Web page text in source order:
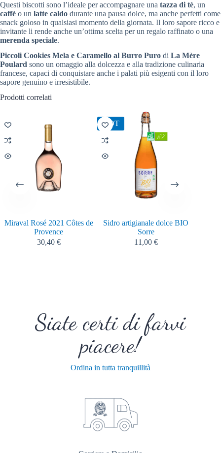
Questi biscotti sono l’ideale per accompagnare una tazza di tè, un
caffè o un latte caldo durante una pausa dolce, ma anche perfetti come
snack goloso in qualsiasi momento della giornata. Il loro sapore ricco e
invitante li rende anche un’ottima scelta per un regalo raffinato o una
merenda speciale.
Piccoli Cookies Mela e Caramello al Burro Puro di La Mère
Poulard sono un omaggio alla dolcezza e alla tradizione culinaria
francese, capaci di conquistare anche i palati più esigenti con il loro
sapore genuino e irresistibile.
Prodotti correlati
Miraval Rosé 2021 Côtes de
Provence
30,40 €
HOT
Sidro artigianale dolce BIO
Sorre
11,00 €
Siate certi di farvi
piacere!
Ordina in tutta tranquillità